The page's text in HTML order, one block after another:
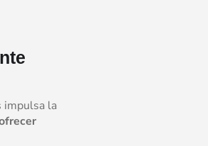
impulsa la